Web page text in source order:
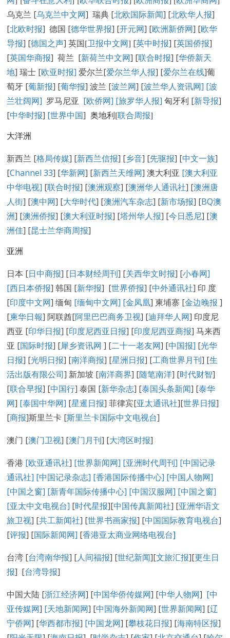
乌克兰 [乌克兰中文网] 瑞典 [北欧国际新闻] [北欧华人报]
[北欧时报] 德国 [德华世界报] [开元网] [欧洲新侨网] [欧华
导报] [德国之声] 英国[卫报中文网] [英中时报] [英国侨报]
[英国华商报] 荷兰 [新荷兰中文网] [联合时报] [华侨新天
地] 瑞士 [欧亚时报] 爱尔兰[爱尔兰华人报] [爱尔兰在线]葡
萄牙 [葡新报] [葡华报] 波兰 [波兰网] [波兰华人资讯网] [波
兰壮阔网] 罗马尼亚 [欧侨网] [旅罗华人报] 匈牙利 [新导报]
[中华时报] [世界中国] 奥地利[联合周报]
大洋洲
新西兰 [格局传媒] [新西兰信报] [乡音] [先驱报] [中文一族]
[Channel 33] [华新网] [新西兰天维网] 澳大利亚 [澳大利亚
中华电视] [联合时报] [澳洲观察] [澳洲华人通讯社] [澳洲唐
人街] [澳中网] [大华时代] [澳洲汽车杂志] [新市场报] [BQ澳
洲] [澳洲侨报] [澳大利亚时报] [塔州华人报] [今日悉尼] [澳
洲佳] [昆士兰华商周报]
亚洲
日本 [日中商报] [日本财经周刊] [关西华文时报] [小春网]
[西日本侨报] 韩国 [新华报] [世界侨报] [中外通讯社] 印 度
[印度中文网] 缅甸 [缅甸中文网] [金凤凰] 柬埔寨 [金边晚报 ]
[柬华日報] 阿联酋[阿里巴巴商务卫视] [迪拜华人网] 印度尼
西亚 [印华日报] [印度尼西亚日报] [印度尼西亚商报] 马来西
亚 [国际时报] [犀乡资讯网 ] [二十一老友网] [中国报] [光华
日报] [光明日报] [南洋商报] [星洲日报] [工商世界月刊] [生
活出版有限公司] 新加坡 [南洋商界] [随笔南洋] [时代财智]
[联合早报] [中国行] 泰国 [新华杂志] [泰国头条新闻] [泰华
网] [泰国中华网] [星暹日报] 菲律宾[亚太通讯社][世界日报]
[商报]斯里兰卡 [斯里兰卡国际中文电视台]
澳门 [澳门卫视] [澳门月刊] [大湾区时报]
香港 [欧亚通讯社] [世界新闻网] [亚洲时代周刊] [中国记录
通讯社] [中国记录杂志] [香港国际传播中心] [中国人物网]
[中国之窗] [新青年国际传播中心] [中国汉服网] [中国之窗]
[亚太中文电视台] [时代星报][中国传真新闻社] [亚洲华语文
旅卫视] [共工新闻社] [世界书画家报] [中国国际教育电视台]
[评报] [国际新闻网] [香港亚太商业网络电视台]
台湾 [台湾南华报] [人间福报] [世纪新闻][文旅汇报][更生日
报] [台湾导报]
中国大陆 [浙江经济网] [中国华侨传媒网] [中华人物网] [中
亚传媒网] [天地新闻网] [中国海外新闻网] [世界新闻网] [辽
宁侨网] [华西都市报] [中国龙网] [攀枝花日报] [海南特区报]